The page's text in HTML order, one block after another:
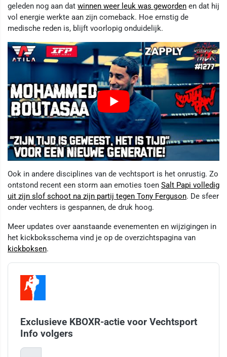
geleden nog aan dat winnen weer leuk was geworden en dat hij
vol energie werkte aan zijn comeback. Hoe ernstig de
medische reden is, blijft voorlopig onduidelijk.
Ook in andere disciplines van de vechtsport is het onrustig. Zo
ontstond recent een storm aan emoties toen Salt Papi volledig
uit zijn slof schoot na zijn partij tegen Tony Ferguson. De sfeer
onder vechters is gespannen, de druk hoog.
Meer updates over aanstaande evenementen en wijzigingen in
het kickboksschema vind je op de overzichtspagina van
kickboksen.
Exclusieve KBOXR-actie voor Vechtsport
Info volgers